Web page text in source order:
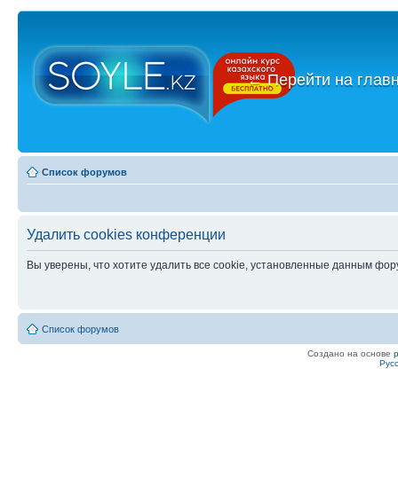
←Перейти на
Список форумов
Удалить cookies конференции
Вы уверены, что хотите удалить все cookie, установленные данным
Список форумов
Создано на основе